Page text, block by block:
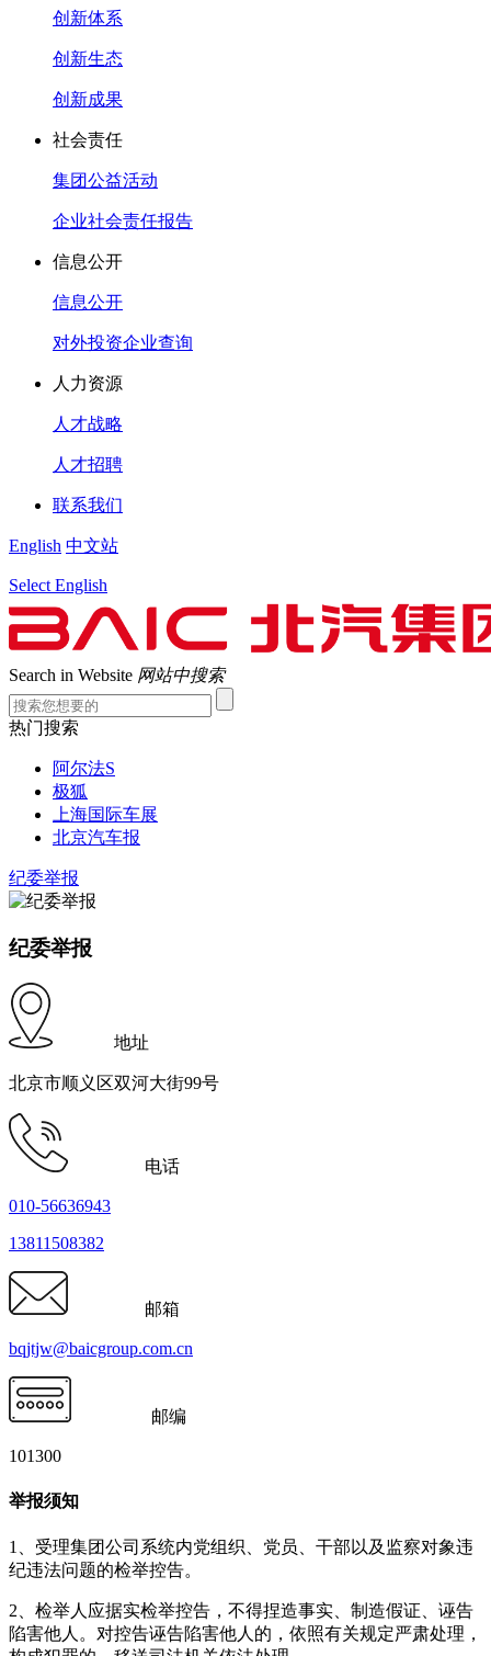
创新体系
创新生态
创新成果
社会责任
集团公益活动
企业社会责任报告
信息公开
信息公开
对外投资企业查询
人力资源
人才战略
人才招聘
联系我们
English 中文站
Select English
Search in Website 网站中搜索
热门搜索
阿尔法S
极狐
上海国际车展
北京汽车报
纪委举报
纪委举报
地址
北京市顺义区双河大街99号
电话
010-56636943
13811508382
邮箱
bqjtjw@baicgroup.com.cn
邮编
101300
举报须知
1、受理集团公司系统内党组织、党员、干部以及监察对象违
纪违法问题的检举控告。
2、检举人应据实检举控告，不得捏造事实、制造假证、诬告
陷害他人。对控告诬告陷害他人的，依照有关规定严肃处理，